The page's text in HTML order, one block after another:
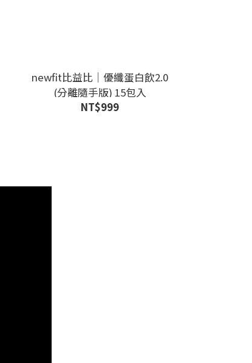
newfit比益比｜優纖蛋白飲2.0
(分離隨手版) 15包入
NT$999